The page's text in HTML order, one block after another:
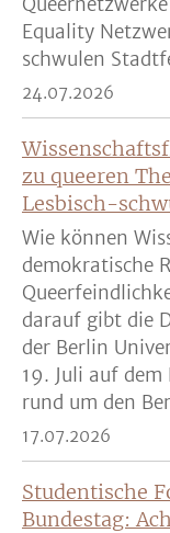
Equality
schwulen
24.07.2026
zu queeren
Lesbisch-
Wie können
demokratische
darauf gibt die
der Berlin
19. Juli auf
rund um den
17.07.2026
Studentische
Bundestag: